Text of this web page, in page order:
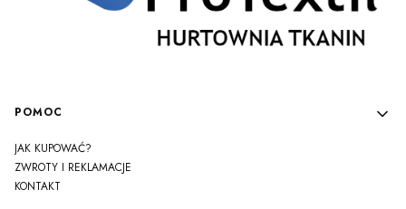
Linki w stopce
POMOC
JAK KUPOWAĆ?
ZWROTY I REKLAMACJE
KONTAKT